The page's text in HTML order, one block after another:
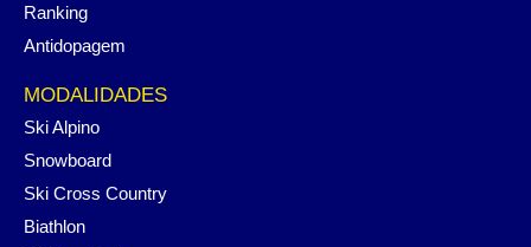
Ranking
Antidopagem
MODALIDADES
Ski Alpino
Snowboard
Ski Cross Country
Biathlon